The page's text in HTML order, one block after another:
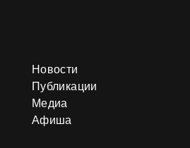
Новости
Публикации
Медиа
Афиша